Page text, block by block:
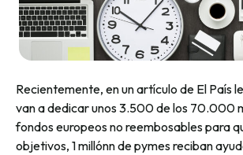
Recientemente, en un artículo de El País
van a dedicar unos 3.500 de los 70.000
fondos europeos no reembosables para
objetivos, 1 millónn de pymes reciban